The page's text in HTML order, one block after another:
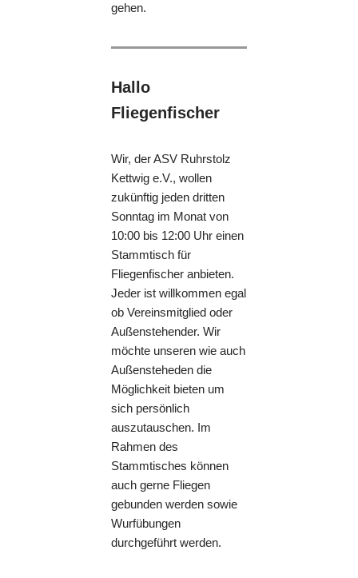
gehen.
Hallo
Fliegenfischer
Wir, der ASV Ruhrstolz
Kettwig e.V., wollen
zukünftig jeden dritten
Sonntag im Monat von
10:00 bis 12:00 Uhr einen
Stammtisch für
Fliegenfischer anbieten.
Jeder ist willkommen egal
ob Vereinsmitglied oder
Außenstehender. Wir
möchte unseren wie auch
Außensteheden die
Möglichkeit bieten um
sich persönlich
auszutauschen. Im
Rahmen des
Stammtisches können
auch gerne Fliegen
gebunden werden sowie
Wurfübungen
durchgeführt werden.